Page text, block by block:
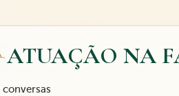
ATUAÇÃO NA